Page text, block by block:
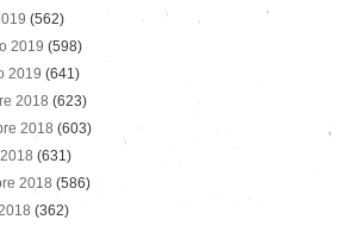
(562)
2019 (598)
2019 (641)
2018 (623)
2018 (603)
(631)
2018 (586)
(362)